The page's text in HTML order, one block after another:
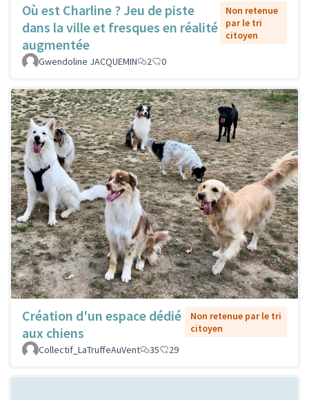
Où est Charline ? Jeu de piste
dans la ville et fresques en réalité
augmentée
Non retenue
par le tri
citoyen
Gwendoline JACQUEMIN 2 0
Création d'un espace dédié
aux chiens
Non retenue par le tri
citoyen
Collectif_LaTruffeAuVent
35 29